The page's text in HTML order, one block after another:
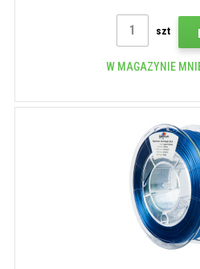
szt
W MAGAZYNIE